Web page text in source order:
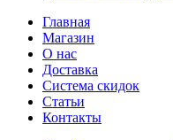
Главная
Магазин
О нас
Доставка
Система скидок
Статьи
Контакты